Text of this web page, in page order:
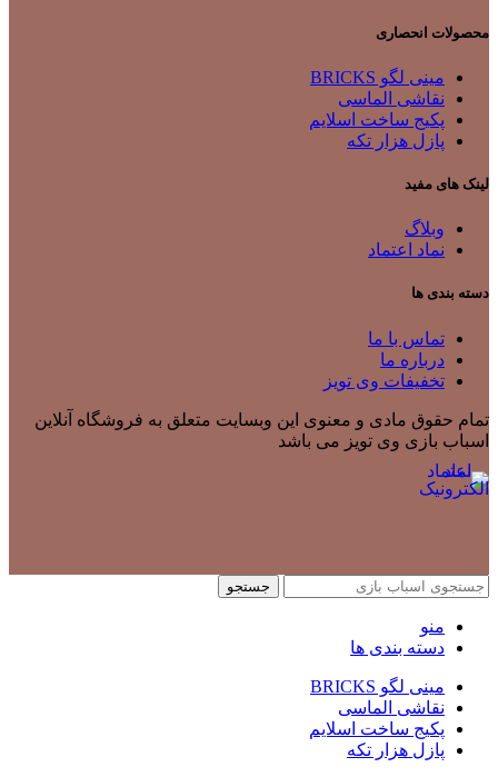
محصولات انحصاری
مینی لگو BRICKS
نقاشی الماسی
پکیج ساخت اسلایم
پازل هزار تکه
لینک های مفید
وبلاگ
نماد اعتماد
دسته بندی ها
تماس با ما
درباره ما
تخفیفات وی تویز
تمام حقوق مادی و معنوی این وبسایت متعلق به فروشگاه آنلاین
اسباب بازی وی تویز می باشد
جستجو
منو
دسته بندی ها
مینی لگو BRICKS
نقاشی الماسی
پکیج ساخت اسلایم
پازل هزار تکه